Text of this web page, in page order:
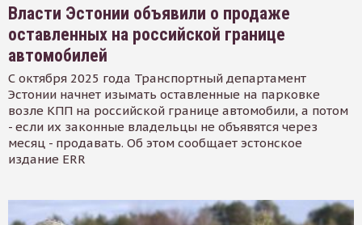
Власти Эстонии объявили о продаже
оставленных на российской границе
автомобилей
С октября 2025 года Транспортный департамент
Эстонии начнет изымать оставленные на парковке
возле КПП на российской границе автомобили, а потом
- если их законные владельцы не объявятся через
месяц - продавать. Об этом сообщает эстонское
издание ERR